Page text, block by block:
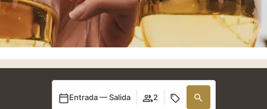
Entrada — Salida 2